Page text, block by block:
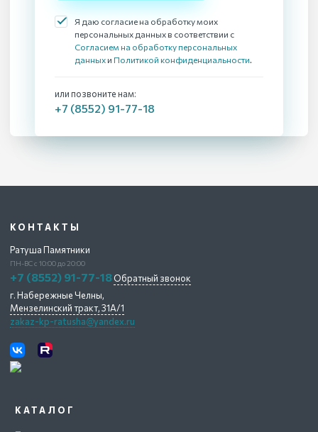
Я даю согласие на обработку моих
персональных данных в соответствии с
Согласием на обработку персональных
данных и Политикой конфиденциальности.
или позвоните нам:
+7 (8552) 91-77-18
КАТАЛОГ
КОНТАКТЫ
Ратуша Памятники
ПН-ВС с 10:00 до 20:00
+7 (8552) 91-77-18 Обратный звонок
г. Набережные Челны,
Мензелинский тракт, 31А/1
zakaz-kp-ratusha@yandex.ru